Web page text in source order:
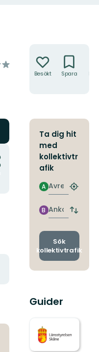
Besökt Spara
Ta dig hit
med
kollektivtr
afik
Avresa
A
Hitta
Ankomst
B
Byt
och
Sök
kollektivtrafik
Guider